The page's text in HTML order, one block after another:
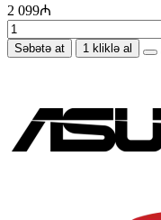
2 099₼
Səbətə at 1 kliklə al